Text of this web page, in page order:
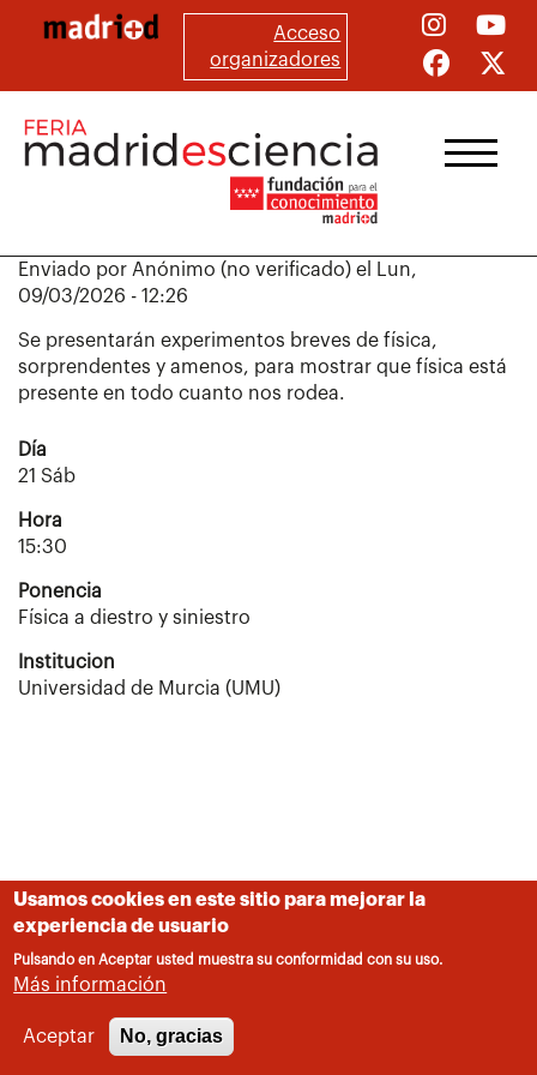
principal
Acceso
organizadores
Enviado por Anónimo (no verificado) el
Lun,
09/03/2026 - 12:26
Se presentarán experimentos breves de física,
sorprendentes y amenos, para mostrar que física está
presente en todo cuanto nos rodea.
Día
21 Sáb
Hora
15:30
Ponencia
Física a diestro y siniestro
Institucion
Universidad de Murcia (UMU)
Usamos cookies en este sitio para mejorar la
experiencia de usuario
Pulsando en Aceptar usted muestra su conformidad con su uso.
Más información
Aceptar No, gracias